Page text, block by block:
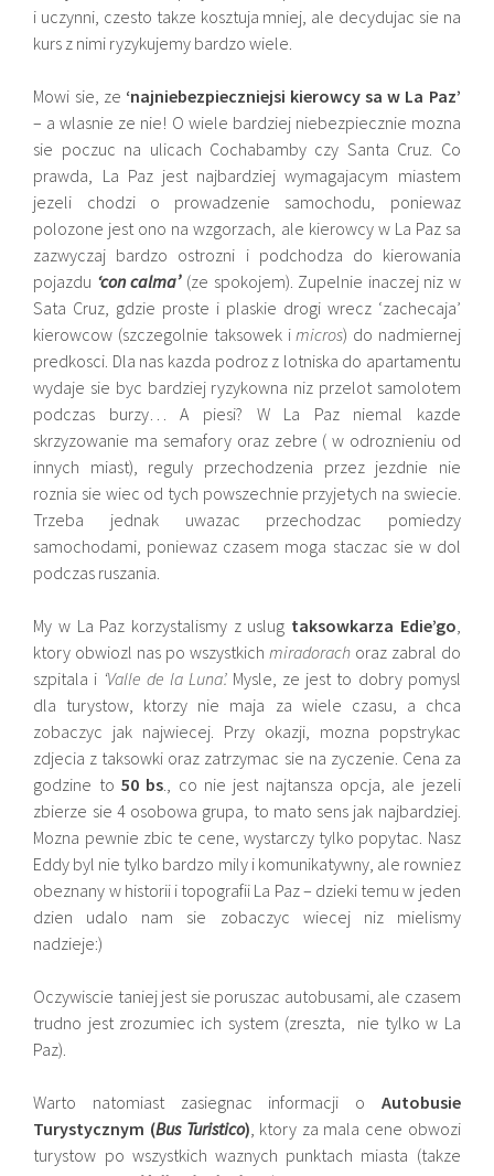
i uczynni, czesto takze kosztuja mniej, ale decydujac sie na
kurs z nimi ryzykujemy bardzo wiele.
Mowi sie, ze ‘najniebezpieczniejsi kierowcy sa w La Paz’
– a wlasnie ze nie! O wiele bardziej niebezpiecznie mozna
sie poczuc na ulicach Cochabamby czy Santa Cruz. Co
prawda, La Paz jest najbardziej wymagajacym miastem
jezeli chodzi o prowadzenie samochodu, poniewaz
polozone jest ono na wzgorzach, ale kierowcy w La Paz sa
zazwyczaj bardzo ostrozni i podchodza do kierowania
pojazdu ‘con calma’ (ze spokojem). Zupelnie inaczej niz w
Sata Cruz, gdzie proste i plaskie drogi wrecz ‘zachecaja’
kierowcow (szczegolnie taksowek imicros) do nadmiernej
predkosci. Dla nas kazda podroz z lotniska do apartamentu
wydaje sie byc bardziej ryzykowna niz przelot samolotem
podczas burzy… A piesi? W La Paz niemal kazde
skrzyzowanie ma semafory oraz zebre ( w odroznieniu od
innych miast), reguly przechodzenia przez jezdnie nie
roznia sie wiec od tych powszechnie przyjetych na swiecie.
Trzeba jednak uwazac przechodzac pomiedzy
samochodami, poniewaz czasem moga staczac sie w dol
podczas ruszania.
My w La Paz korzystalismy z uslug taksowkarza Edie’go,
ktory obwiozl nas po wszystkich miradorachoraz zabral do
szpitala i ‘Valle de la Luna’. Mysle, ze jest to dobry pomysl
dla turystow, ktorzy nie maja za wiele czasu, a chca
zobaczyc jak najwiecej. Przy okazji, mozna popstrykac
zdjecia z taksowki oraz zatrzymac sie na zyczenie. Cena za
godzine to50 bs., co nie jest najtansza opcja, ale jezeli
zbierze sie 4 osobowa grupa, to mato sens jak najbardziej.
Mozna pewnie zbic te cene, wystarczy tylko popytac. Nasz
Eddy byl nie tylko bardzo mily i komunikatywny, ale rowniez
obeznany w historii i topografii La Paz – dzieki temu w jeden
dzien udalo nam sie zobaczyc wiecej niz mielismy
nadzieje:)
Oczywiscie taniej jest sie poruszac autobusami, ale czasem
trudno jest zrozumiec ich system (zreszta, nie tylko w La
Paz).
Warto natomiast zasiegnac informacji o Autobusie
Turystycznym (Bus Turistico), ktory za mala cene obwozi
turystow po wszystkich waznych punktach miasta (takze